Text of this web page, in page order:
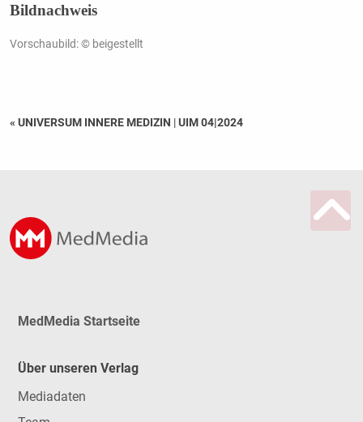
Bildnachweis
Vorschaubild: © beigestellt
« UNIVERSUM INNERE MEDIZIN |UIM 04|2024
MedMedia Startseite
Über unseren Verlag
Mediadaten